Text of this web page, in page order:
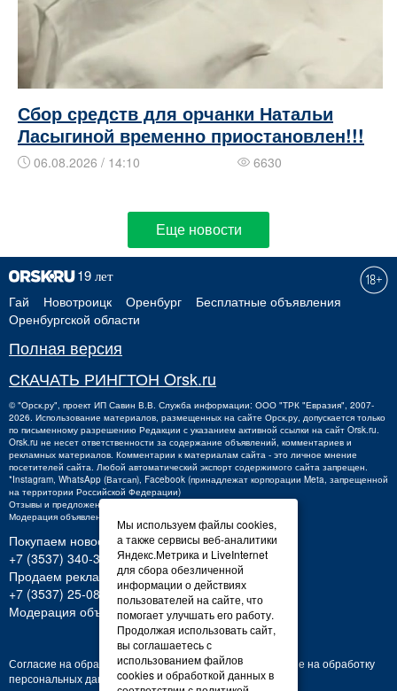
Сбор средств для орчанки Натальи
Ласыгиной временно приостановлен!!!
06.08.2026 / 14:10 6630
Еще новости
Гай Новотроицк Оренбург
Бесплатные объявления
Оренбургской области
Полная версия
СКАЧАТЬ РИНГТОН Orsk.ru
©"Орск.ру" , проект ИП Савин В.В. Служба информации: ООО "ТРК "Евразия", 2007-
2026. Использование материалов, размещенных на сайте Орск.ру, допускается только
по письменному разрешению Редакции с указанием активной ссылки на сайт Orsk.ru.
Orsk.ru не несет ответственности за содержание объявлений, комментариев и
рекламных материалов. Комментарии к материалам сайта - это личное мнение
посетителей сайта. Любой автоматический экспорт содержимого сайта запрещен.
*Instagram, WhatsApp (Ватсап), Facebook (принадлежат корпорации Meta, запрещенной
на территории Российской Федерации)
Отзывы и предложения о работе портала:
Модерация объявлений +7 (3537) 32-71-28
Покупаем новости:
+7 (3537) 340-300,340300@orsk.ru
Продаем рекламу:
+7 (3537) 25-08-07;250807@orsk.ru
Модерация объявлений: +7 (3537) 32-71-28
Согласие на обработку персональных данных
Согласие на обработку
персональных данных
Мы используем файлы cookies,
а также сервисы веб-аналитики
Яндекс.Метрика и LiveInternet
для сбора обезличенной
информации о действиях
пользователей на сайте, что
помогает улучшать его работу.
Продолжая использовать сайт,
вы соглашаетесь с
использованием файлов
cookies и обработкой данных в